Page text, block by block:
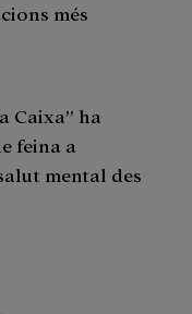
més
Caixa” ha
feina a
mental des